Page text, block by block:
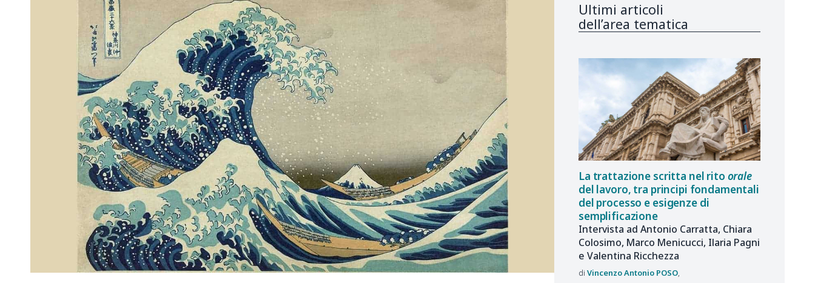
Ultimi articoli
dell’area tematica
La trattazione scritta nel rito orale
del lavoro, tra principi fondamentali
del processo e esigenze di
semplificazione
Intervista ad Antonio Carratta, Chiara
Colosimo, Marco Menicucci, Ilaria Pagni
e Valentina Ricchezza
Vincenzo Antonio POSO